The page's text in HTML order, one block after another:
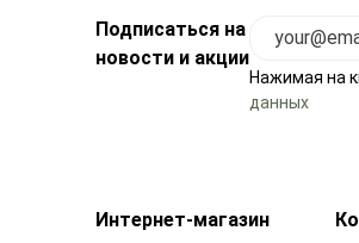
Подписаться на
новости и акции
Нажимая на
данных
Интернет-магазин